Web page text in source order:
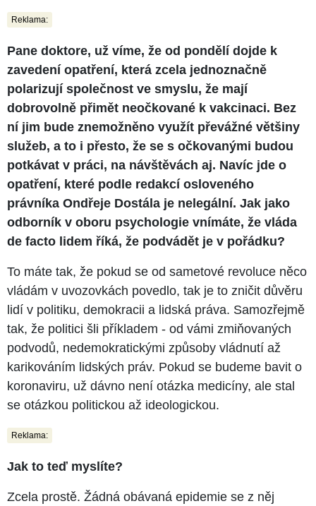
Reklama:
Pane doktore, už víme, že od pondělí dojde k
zavedení opatření, která zcela jednoznačně
polarizují společnost ve smyslu, že mají
dobrovolně přimět neočkované k vakcinaci. Bez
ní jim bude znemožněno využít převážné většiny
služeb, a to i přesto, že se s očkovanými budou
potkávat v práci, na návštěvách aj. Navíc jde o
opatření, které podle redakcí osloveného
právníka Ondřeje Dostála je nelegální. Jak jako
odborník v oboru psychologie vnímáte, že vláda
de facto lidem říká, že podvádět je v pořádku?
To máte tak, že pokud se od sametové revoluce něco
vládám v uvozovkách povedlo, tak je to zničit důvěru
lidí v politiku, demokracii a lidská práva. Samozřejmě
tak, že politici šli příkladem - od vámi zmiňovaných
podvodů, nedemokratickými způsoby vládnutí až
karikováním lidských práv. Pokud se budeme bavit o
koronaviru, už dávno není otázka medicíny, ale stal
se otázkou politickou až ideologickou.
Reklama:
Jak to teď myslíte?
Zcela prostě. Žádná obávaná epidemie se z něj